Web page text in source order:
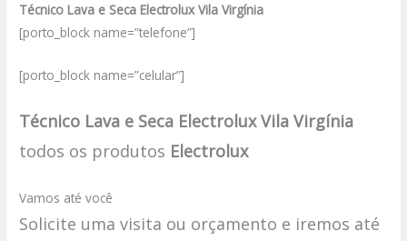
Técnico Lava e Seca Electrolux Vila Virgínia
[porto_block name=”telefone”]
[porto_block name=”celular”]
Técnico Lava e Seca Electrolux Vila Virgínia
todos os produtos Electrolux
Vamos até você
Solicite uma visita ou orçamento e iremos até